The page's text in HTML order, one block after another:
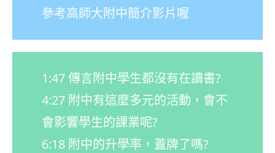
參考高師大附中簡介影片喔
1:47 傳言附中學生都沒有在讀書?
4:27 附中有這麼多元的活動，會不
會影響學生的課業呢?
6:18 附中的升學率，蓋牌了嗎?